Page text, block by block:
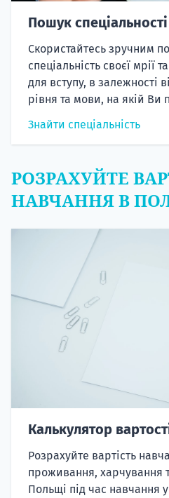
Пошук спеціальності
Скористайтесь зручним
спеціальність своєї мрії
для вступу, в залежності
рівня та мови, на якій Ви
Знайти спеціальність
РОЗРАХУЙТЕ
НАВЧАННЯ В
Калькулятор
Розрахуйте вартість
проживання, харчування
Польщі під час навчання